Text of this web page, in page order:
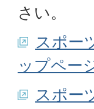
さい。
スポー
ップペー
スポー